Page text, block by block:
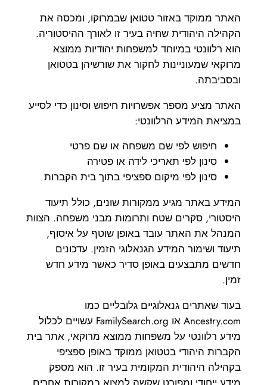
האתר ממוקד באזור טטואן שבמרוקו, ומכסה את
הקהילה היהודית שחיה בעיר זו לאורך ההיסטוריה.
הוא רלוונטי במיוחד למשפחות יהודיות ממוצא
מרוקאי שמעוניינות לחקור את שורשיהן בטטואן
ובסביבתה.
האתר מציע מספר אפשרויות חיפוש וסינון כדי לסייע
במציאת המידע הרלוונטי:
חיפוש לפי שם משפחה או שם פרטי
סינון לפי תאריכי לידה או פטירה
סינון לפי מיקום ספציפי בתוך בית הקברות
המידע באתר מגיע ממקורות שונים, כולל תיעוד
היסטורי, סקרים שטח ותרומות מבני משפחה. הצוות
המנהל את האתר עובד באופן שוטף על איסוף,
תיעוד ושימור המידע הגנאלוגי הזמין. עדכונים
חדשים מתבצעים באופן סדיר כאשר מידע חדש
זמין.
בעוד שאתרים גנאלוגיים גלובליים כמו
Ancestry.com או FamilySearch.org עשויים לכלול
מידע רלוונטי על משפחות ממוצא מרוקאי, אתר בית
הקברות היהודי בטטואן ממוקד באופן ספציפי
בקהילה היהודית המקומית בעיר זו. הוא מספק